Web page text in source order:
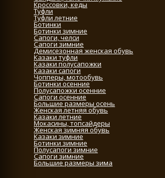
Кроссовки, кеды
Туфли
Туфли летние
Ботинки
Ботинки зимние
Сапоги, челси
Сапоги зимние
Демисезонная женская обувь
Казаки туфли
Казаки полусапожки
Казаки сапоги
Чопперы, мотообувь
Ботинки осенние
Полусапожки осенние
Сапоги осенние
Большие размеры осень
Женская летняя обувь
Казаки летние
Мокасины, топсайдеры
Женская зимняя обувь
Казаки зимние
Ботинки зимние
Полусапоги зимние
Сапоги зимние
Большие размеры зима